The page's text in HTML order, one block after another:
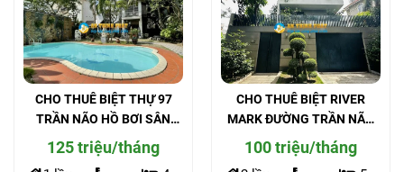
CHO THUÊ BIỆT THỰ 97
TRẦN NÃO HỒ BƠI SÂN
VƯỜN RỘNG 1000M
125 triệu/tháng
CHO THUÊ BIỆT RIVER
MARK ĐƯỜNG TRẦN NÃO
THIẾT KẾ HIỆN ĐẠI CÓ
THANG MÁY
100 triệu/tháng